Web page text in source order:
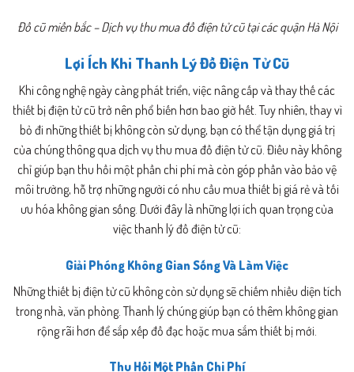
Đồ cũ miền bắc – Dịch vụ thu mua đồ điện tử cũ tại các quận Hà Nội
Lợi Ích Khi Thanh Lý Đồ Điện Tử Cũ
Khi công nghệ ngày càng phát triển, việc nâng cấp và thay thế các
thiết bị điện tử cũ trở nên phổ biến hơn bao giờ hết. Tuy nhiên, thay vì
bỏ đi những thiết bị không còn sử dụng, bạn có thể tận dụng giá trị
của chúng thông qua dịch vụ thu mua đồ điện tử cũ. Điều này không
chỉ giúp bạn thu hồi một phần chi phí mà còn góp phần vào bảo vệ
môi trường, hỗ trợ những người có nhu cầu mua thiết bị giá rẻ và tối
ưu hóa không gian sống. Dưới đây là những lợi ích quan trọng của
việc thanh lý đồ điện tử cũ:
Giải Phóng Không Gian Sống Và Làm Việc
Những thiết bị điện tử cũ không còn sử dụng sẽ chiếm nhiều diện tích
trong nhà, văn phòng. Thanh lý chúng giúp bạn có thêm không gian
rộng rãi hơn để sắp xếp đồ đạc hoặc mua sắm thiết bị mới.
Thu Hồi Một Phần Chi Phí